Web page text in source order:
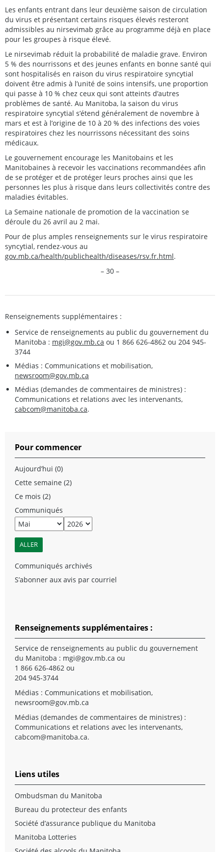
Les enfants entrant dans leur deuxième saison de circulation
du virus et présentant certains risques élevés resteront
admissibles au nirsevimab grâce au programme déjà en place
pour les groupes à risque élevé.
Le nirsevimab réduit la probabilité de maladie grave. Environ
5 % des nourrissons et des jeunes enfants en bonne santé qui
sont hospitalisés en raison du virus respiratoire syncytial
doivent être admis à l’unité de soins intensifs, une proportion
qui passe à 10 % chez ceux qui sont atteints d’autres
problèmes de santé. Au Manitoba, la saison du virus
respiratoire syncytial s’étend généralement de novembre à
mars et est à l’origine de 10 à 20 % des infections des voies
respiratoires chez les nourrissons nécessitant des soins
médicaux.
Le gouvernement encourage les Manitobains et les
Manitobaines à recevoir les vaccinations recommandées afin
de se protéger et de protéger leurs proches ainsi que les
personnes les plus à risque dans leurs collectivités contre des
maladies évitables.
La Semaine nationale de promotion de la vaccination se
déroule du 26 avril au 2 mai.
Pour de plus amples renseignements sur le virus respiratoire
syncytial, rendez-vous au
gov.mb.ca/health/publichealth/diseases/rsv.fr.html.
– 30 –
Renseignements supplémentaires :
Service de renseignements au public du gouvernement du
Manitoba : mgi@gov.mb.ca ou 1 866 626-4862 ou 204 945-
3744
Médias : Communications et mobilisation,
newsroom@gov.mb.ca
Médias (demandes de commentaires de ministres) :
Communications et relations avec les intervenants,
cabcom@manitoba.ca.
Pour commencer
Aujourd’hui (0)
Cette semaine (2)
Ce mois (2)
Communiqués
Communiqués archivés
S’abonner aux avis par courriel
Renseignements supplémentaires :
Service de renseignements au public du gouvernement
du Manitoba : mgi@gov.mb.ca ou
1 866 626-4862 ou
204 945-3744
Médias : Communications et mobilisation,
newsroom@gov.mb.ca
Médias (demandes de commentaires de ministres) :
Communications et relations avec les intervenants,
cabcom@manitoba.ca.
Liens utiles
Ombudsman du Manitoba
Bureau du protecteur des enfants
Société d’assurance publique du Manitoba
Manitoba Lotteries